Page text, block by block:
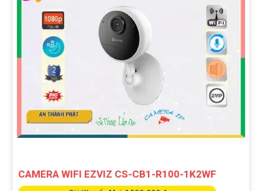
CAMERA WIFI EZVIZ CS-CB1-R100-1K2WF